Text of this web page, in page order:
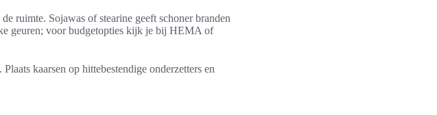
ruimte. Sojawas of stearine geeft schoner branden
geuren; voor budgetopties kijk je bij HEMA of
kaarsen op hittebestendige onderzetters en